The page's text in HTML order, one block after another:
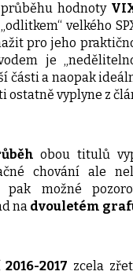
hodnoty
velkého
pro jeho
je
části a naopak
ostatně vyplyne z
obou titulů
chování ale
možné
na dvouletém
2016-2017 zcela